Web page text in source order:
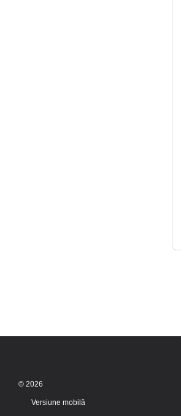
© 2026
Versiune mobilă